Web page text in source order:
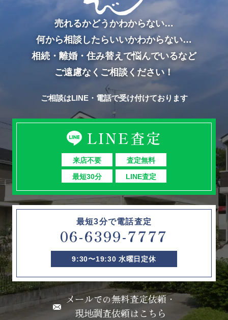
売れるかどうかわからない…
何から相談したらいいかわからない…
相続・離婚・住み替えで悩んでいるなど
ご遠慮なくご相談ください！
ご相談はLINE・電話で受け付けております
LINE査定
来店不要
査定無料
最短30分
LINE査定
最短3分で電話査定
06-6399-7777
9:30〜19:30 水曜日定休
メールでの無料査定依頼・
現地調査依頼はこちら